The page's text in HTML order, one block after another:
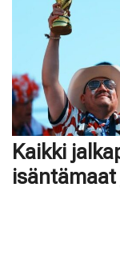
Kaikki